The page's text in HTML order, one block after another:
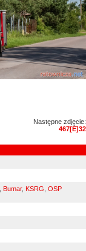
Następne zdjęcie:
467[E]32
Bumar, KSRG OSP